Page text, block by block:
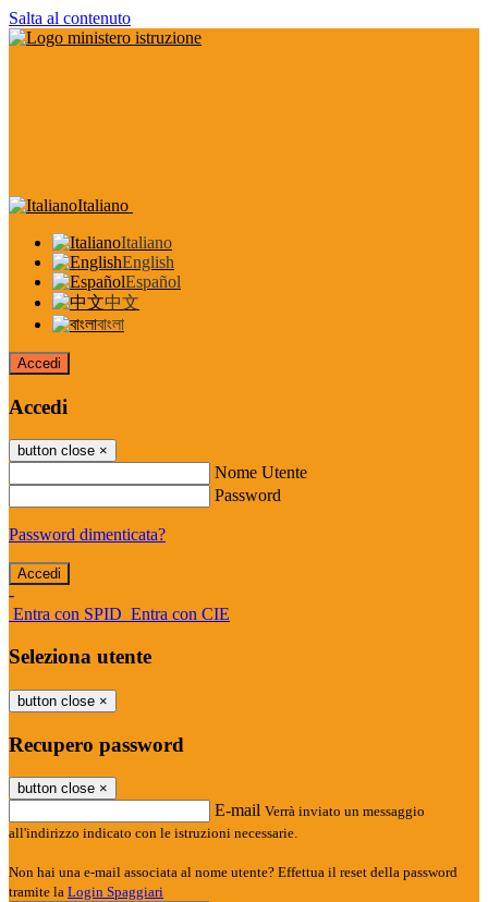
Salta al contenuto
Italiano
Italiano
English
Español
中文
বাংলা
Accedi
Accedi
button close ×
Nome Utente
Password
Password dimenticata?
-
Entra con SPID Entra con CIE
Seleziona utente
button close ×
Recupero password
button close ×
E-mail Verrà inviato un messaggio
all'indirizzo indicato con le istruzioni necessarie.
Non hai una e-mail associata al nome utente? Effettua il reset della password
tramite la Login Spaggiari